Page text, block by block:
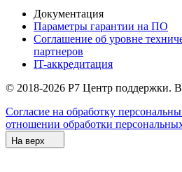
Документация
Параметры гарантии на ПО
Соглашение об уровне
партнеров
IT-аккредитация
© 2018-2026 Р7 Центр поддержки.
Согласие на обработку
отношении обработки
На верх